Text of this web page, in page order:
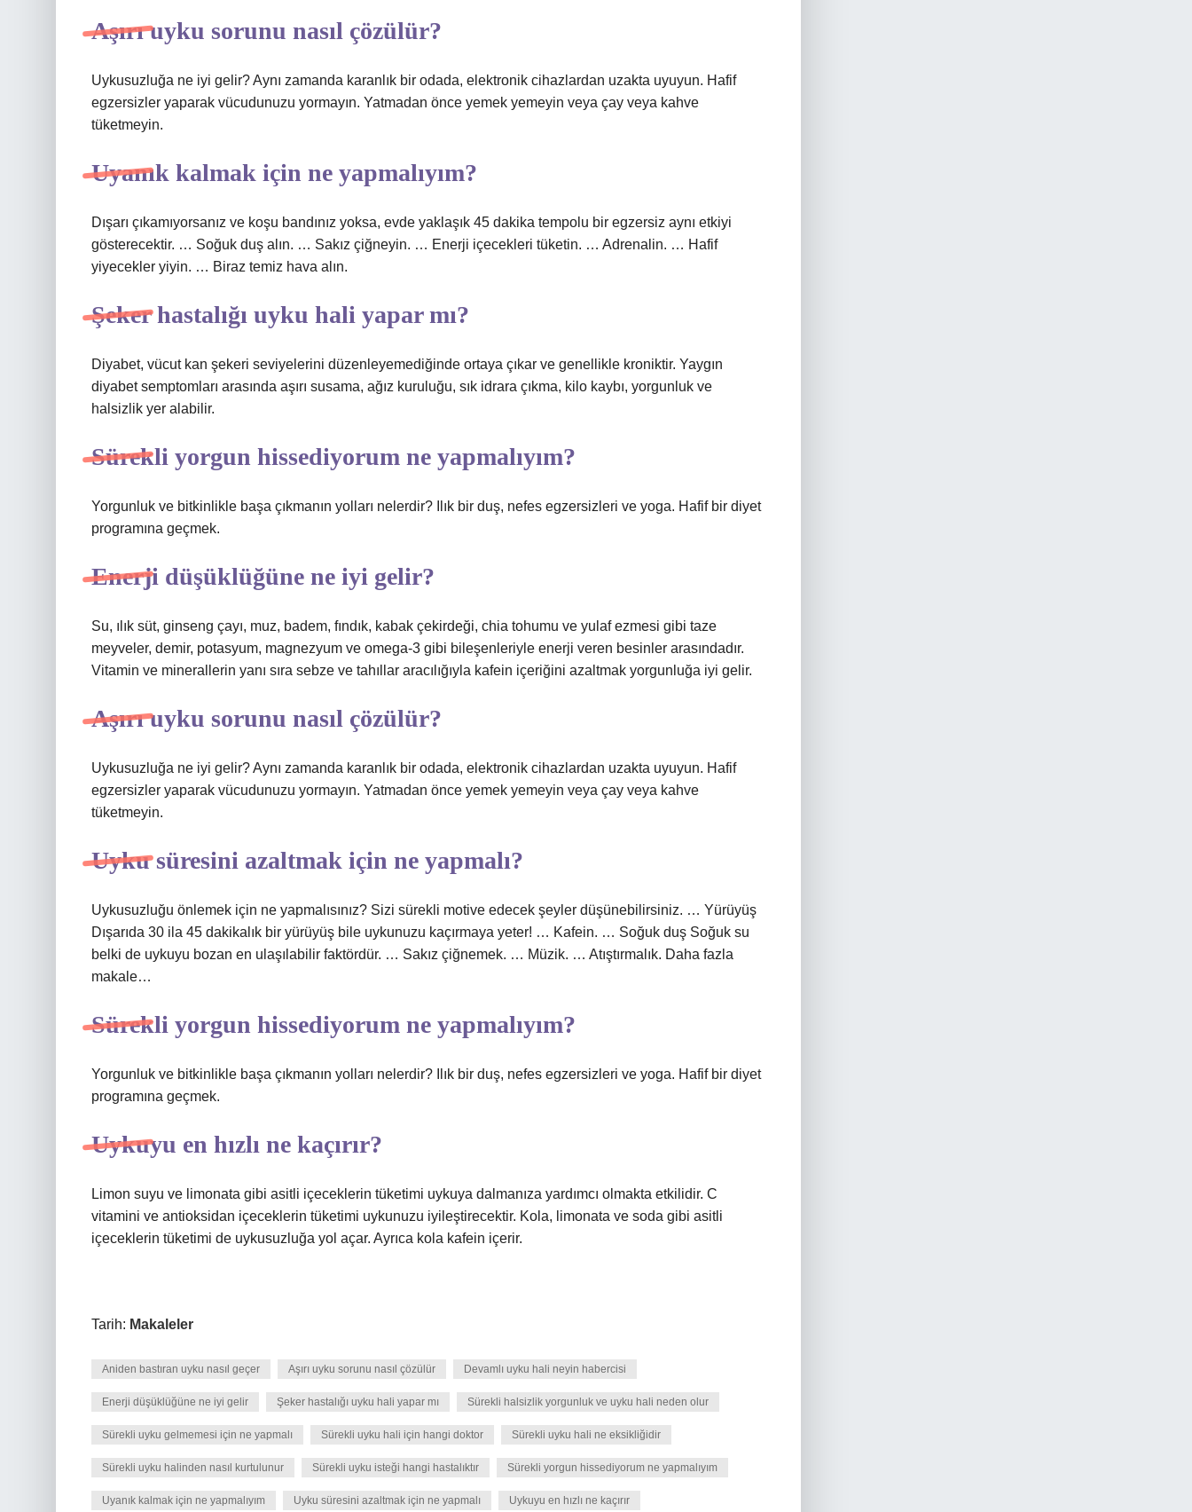
Aşırı uyku sorunu nasıl çözülür?
Uykusuzluğa ne iyi gelir? Aynı zamanda karanlık bir odada, elektronik cihazlardan uzakta uyuyun. Hafif
egzersizler yaparak vücudunuzu yormayın. Yatmadan önce yemek yemeyin veya çay veya kahve
tüketmeyin.
Uyanık kalmak için ne yapmalıyım?
Dışarı çıkamıyorsanız ve koşu bandınız yoksa, evde yaklaşık 45 dakika tempolu bir egzersiz aynı etkiyi
gösterecektir. … Soğuk duş alın. … Sakız çiğneyin. … Enerji içecekleri tüketin. … Adrenalin. … Hafif
yiyecekler yiyin. … Biraz temiz hava alın.
Şeker hastalığı uyku hali yapar mı?
Diyabet, vücut kan şekeri seviyelerini düzenleyemediğinde ortaya çıkar ve genellikle kroniktir. Yaygın
diyabet semptomları arasında aşırı susama, ağız kuruluğu, sık idrara çıkma, kilo kaybı, yorgunluk ve
halsizlik yer alabilir.
Sürekli yorgun hissediyorum ne yapmalıyım?
Yorgunluk ve bitkinlikle başa çıkmanın yolları nelerdir? Ilık bir duş, nefes egzersizleri ve yoga. Hafif bir diyet
programına geçmek.
Enerji düşüklüğüne ne iyi gelir?
Su, ılık süt, ginseng çayı, muz, badem, fındık, kabak çekirdeği, chia tohumu ve yulaf ezmesi gibi taze
meyveler, demir, potasyum, magnezyum ve omega-3 gibi bileşenleriyle enerji veren besinler arasındadır.
Vitamin ve minerallerin yanı sıra sebze ve tahıllar aracılığıyla kafein içeriğini azaltmak yorgunluğa iyi gelir.
Aşırı uyku sorunu nasıl çözülür?
Uykusuzluğa ne iyi gelir? Aynı zamanda karanlık bir odada, elektronik cihazlardan uzakta uyuyun. Hafif
egzersizler yaparak vücudunuzu yormayın. Yatmadan önce yemek yemeyin veya çay veya kahve
tüketmeyin.
Uyku süresini azaltmak için ne yapmalı?
Uykusuzluğu önlemek için ne yapmalısınız? Sizi sürekli motive edecek şeyler düşünebilirsiniz. … Yürüyüş
Dışarıda 30 ila 45 dakikalık bir yürüyüş bile uykunuzu kaçırmaya yeter! … Kafein. … Soğuk duş Soğuk su
belki de uykuyu bozan en ulaşılabilir faktördür. … Sakız çiğnemek. … Müzik. … Atıştırmalık. Daha fazla
makale…
Sürekli yorgun hissediyorum ne yapmalıyım?
Yorgunluk ve bitkinlikle başa çıkmanın yolları nelerdir? Ilık bir duş, nefes egzersizleri ve yoga. Hafif bir diyet
programına geçmek.
Uykuyu en hızlı ne kaçırır?
Limon suyu ve limonata gibi asitli içeceklerin tüketimi uykuya dalmanıza yardımcı olmakta etkilidir. C
vitamini ve antioksidan içeceklerin tüketimi uykunuzu iyileştirecektir. Kola, limonata ve soda gibi asitli
içeceklerin tüketimi de uykusuzluğa yol açar. Ayrıca kola kafein içerir.
Tarih: Makaleler
Aniden bastıran uyku nasıl geçer Aşırı uyku sorunu nasıl çözülür Devamlı uyku hali neyin habercisi
Enerji düşüklüğüne ne iyi gelir Şeker hastalığı uyku hali yapar mı Sürekli halsizlik yorgunluk ve uyku hali neden olur
Sürekli uyku gelmemesi için ne yapmalı Sürekli uyku hali için hangi doktor Sürekli uyku hali ne eksikliğidir
Sürekli uyku halinden nasıl kurtulunur Sürekli uyku isteği hangi hastalıktır Sürekli yorgun hissediyorum ne yapmalıyım
Uyanık kalmak için ne yapmalıyım Uyku süresini azaltmak için ne yapmalı Uykuyu en hızlı ne kaçırır